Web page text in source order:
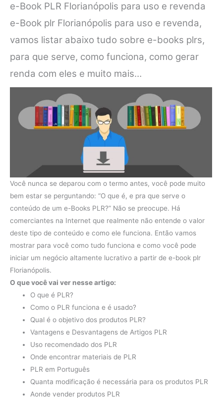
e-Book PLR Florianópolis para uso e revenda
e-Book plr Florianópolis para uso e revenda,
vamos listar abaixo tudo sobre e-books plrs,
para que serve, como funciona, como gerar
renda com eles e muito mais…
Você nunca se deparou com o termo antes, você pode muito
bem estar se perguntando: “O que é, e pra que serve o
conteúdo de um e-Books PLR?” Não se preocupe. Há
comerciantes na Internet que realmente não entende o valor
deste tipo de conteúdo e como ele funciona. Então vamos
mostrar para você como tudo funciona e como você pode
iniciar um negócio altamente lucrativo a partir de e-book plr
Florianópolis.
O que você vai ver nesse artigo:
O que é PLR?
Como o PLR funciona e é usado?
Qual é o objetivo dos produtos PLR?
Vantagens e Desvantagens de Artigos PLR
Uso recomendado dos PLR
Onde encontrar materiais de PLR
PLR em Português
Quanta modificação é necessária para os produtos PLR
Aonde vender produtos PLR